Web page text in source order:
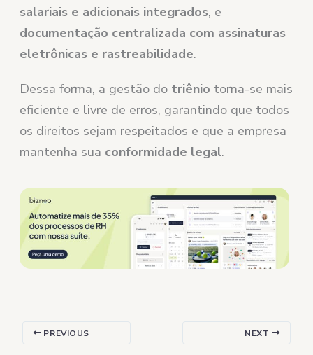
salariais e adicionais integrados, e
documentação centralizada com assinaturas
eletrônicas e rastreabilidade.
Dessa forma, a gestão do triênio torna-se mais
eficiente e livre de erros, garantindo que todos
os direitos sejam respeitados e que a empresa
mantenha sua conformidade legal.
PREVIOUS NEXT